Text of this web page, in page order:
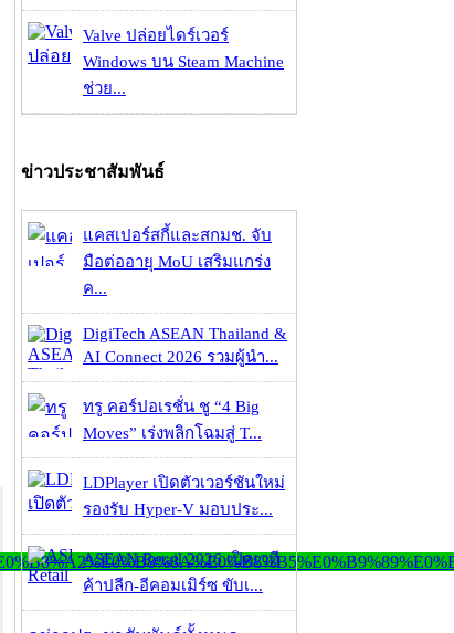
Valve ปล่อยไดร์เวอร์
Windows บน Steam Machine
ช่วย...
ข่าวประชาสัมพันธ์
แคสเปอร์สกี้และสกมช. จับ
มือต่ออายุ MoU เสริมแกร่ง
ค...
DigiTech ASEAN Thailand &
AI Connect 2026 รวมผู้นำ...
ทรู คอร์ปอเรชั่น ชู “4 Big
Moves” เร่งพลิกโฉมสู่ T...
LDPlayer เปิดตัวเวอร์ชันใหม่
รองรับ Hyper-V มอบประ...
ASEAN Retail 2026 เปิดเวที
ค้าปลีก-อีคอมเมิร์ซ ขับเ...